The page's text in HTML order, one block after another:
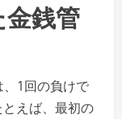
銭管
1回の負けで
えば、最初の